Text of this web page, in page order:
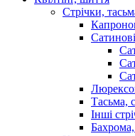
Стрічки,
Тасьма,
Інші